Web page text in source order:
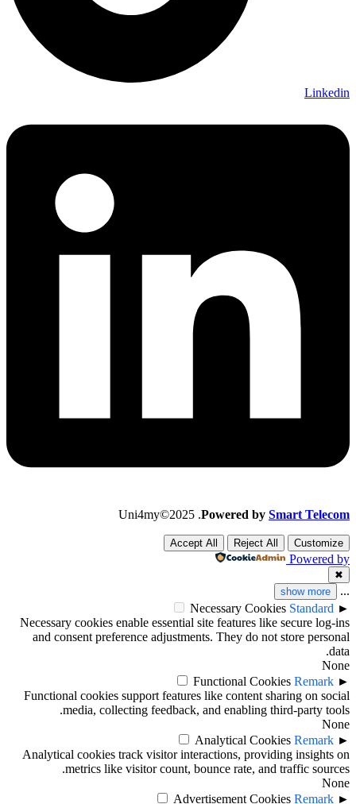
Linkedin
Uni4my©2025 .Powered bySmart Telecom
Customize
Reject All
Accept All
Powered by
✖
...
show more
►
Necessary Cookies Standard
Necessary cookies enable essential site features like secure log-ins
and consent preference adjustments. They do not store personal
data.
None
►
Functional Cookies Remark
Functional cookies support features like content sharing on social
media, collecting feedback, and enabling third-party tools.
None
►
Analytical Cookies Remark
Analytical cookies track visitor interactions, providing insights on
metrics like visitor count, bounce rate, and traffic sources.
None
►
Advertisement Cookies Remark